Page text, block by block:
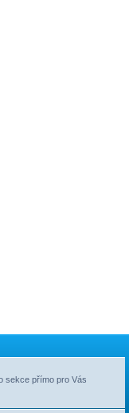
sekce přímo pro Vás